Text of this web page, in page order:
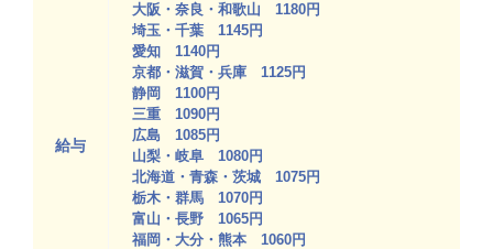
給与
大阪・奈良・和歌山 1180円
埼玉・千葉 1145円
愛知 1140円
京都・滋賀・兵庫 1125円
静岡 1100円
三重 1090円
広島 1085円
山梨・岐阜 1080円
北海道・青森・茨城 1075円
栃木・群馬 1070円
富山・長野 1065円
福岡・大分・熊本 1060円